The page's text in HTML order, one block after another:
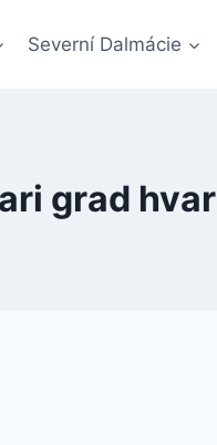
Severní Dalmácie
grad hvar